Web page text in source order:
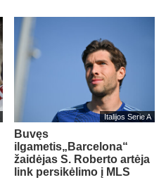
Italijos Serie A
Buvęs
ilgametis„Barcelona“
žaidėjas S. Roberto artėja
link persikėlimo į MLS